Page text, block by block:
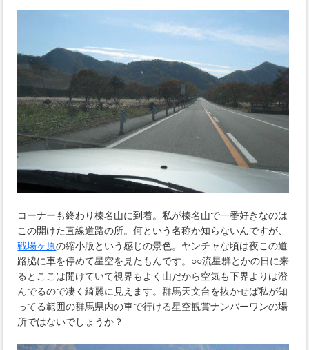
コーナーも終わり榛名山に到着。私が榛名山で一番好きなのは
この開けた直線道路の所。何という名称か知らないんですが、
戦場ヶ原の縮小版という感じの景色。ヤンチャな頃は夜この道
路脇に車を停めて星空を見たもんです。○○流星群とかの日に来
るとここは開けていて視界もよく山だから空気も下界よりは澄
んでるので凄く綺麗に見えます。群馬天文台を抜かせば私が知
ってる範囲の群馬県内の車で行ける星空観賞ナンバーワンの場
所ではないでしょうか？